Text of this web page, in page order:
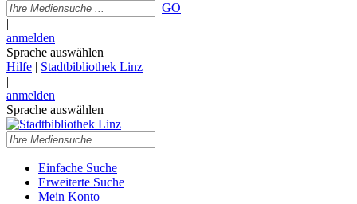
GO
|
anmelden
Sprache auswählen
Hilfe | Stadtbibliothek Linz
|
anmelden
Sprache auswählen
Einfache Suche
Erweiterte Suche
Mein Konto